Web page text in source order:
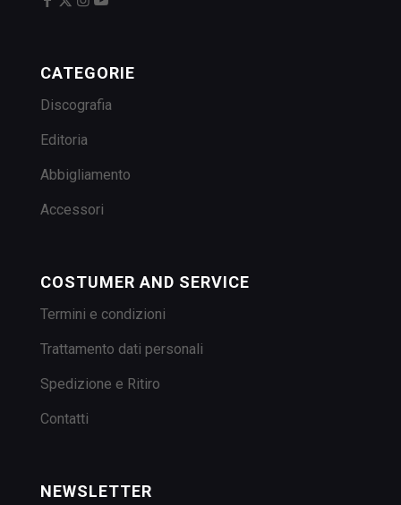
CATEGORIE
Discografia
Editoria
Abbigliamento
Accessori
COSTUMER AND SERVICE
Termini e condizioni
Trattamento dati personali
Spedizione e Ritiro
Contatti
NEWSLETTER